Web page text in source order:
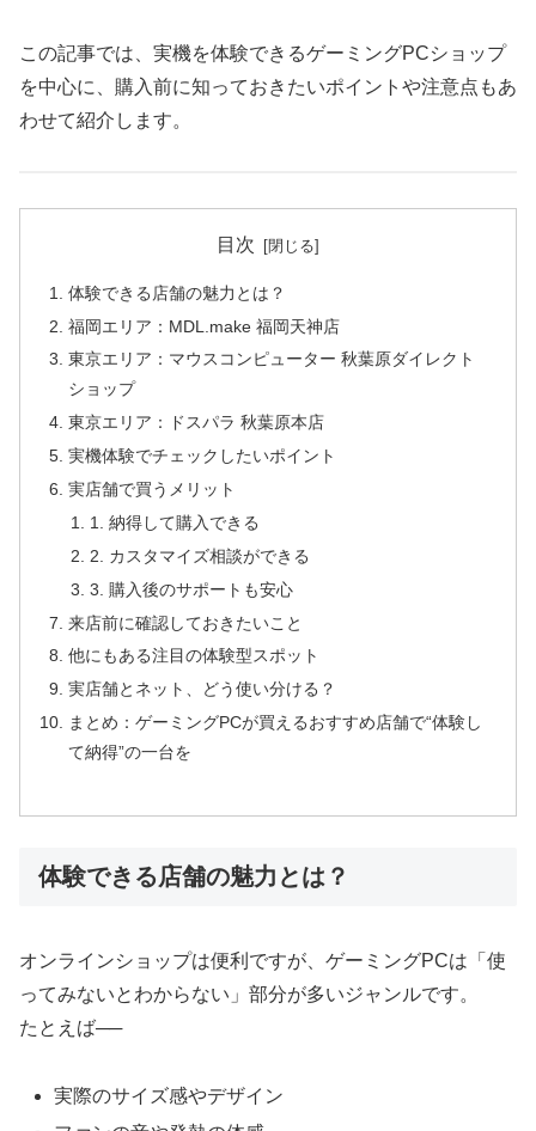
この記事では、実機を体験できるゲーミングPCショップ
を中心に、購入前に知っておきたいポイントや注意点もあ
わせて紹介します。
目次
体験できる店舗の魅力とは？
福岡エリア：MDL.make 福岡天神店
東京エリア：マウスコンピューター 秋葉原ダイレクト
ショップ
東京エリア：ドスパラ 秋葉原本店
実機体験でチェックしたいポイント
実店舗で買うメリット
1. 納得して購入できる
2. カスタマイズ相談ができる
3. 購入後のサポートも安心
来店前に確認しておきたいこと
他にもある注目の体験型スポット
実店舗とネット、どう使い分ける？
まとめ：ゲーミングPCが買えるおすすめ店舗で“体験し
て納得”の一台を
体験できる店舗の魅力とは？
オンラインショップは便利ですが、ゲーミングPCは「使
ってみないとわからない」部分が多いジャンルです。
たとえば──
実際のサイズ感やデザイン